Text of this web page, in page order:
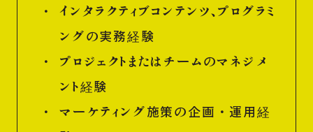
インタラクティブコンテンツ、プログラミ
ングの実務経験
プロジェクトまたはチームのマネジメ
ント経験
マーケティング施策の企画・運用経